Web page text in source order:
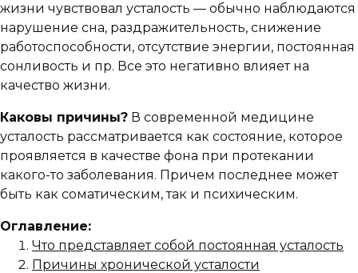
жизни чувствовал усталость — обычно наблюдаются
нарушение сна, раздражительность, снижение
работоспособности, отсутствие энергии, постоянная
сонливость и пр. Все это негативно влияет на
качество жизни.
Каковы причины? В современной медицине
усталость рассматривается как состояние, которое
проявляется в качестве фона при протекании
какого-то заболевания. Причем последнее может
быть как соматическим, так и психическим.
Оглавление:
Что представляет собой постоянная усталость
Причины хронической усталости